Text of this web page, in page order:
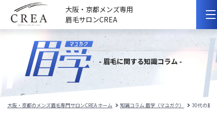
大阪・京都メンズ専用
眉毛サロンCREA
初めての方へ
選ばれる理由
サロンのこだわり
- 眉毛に関する知識コラム -
大阪・京都のメンズ眉毛専門サロンCREA ホーム 知識コラム 眉学（マユガク） 30代の眉